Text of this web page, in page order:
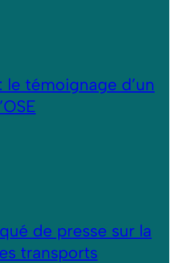
le témoignage d’un
de presse sur la
transports